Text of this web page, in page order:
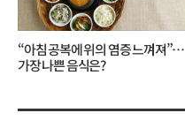
“아침 공복에 위의 염증 느껴져”…
가장 나쁜 음식은?